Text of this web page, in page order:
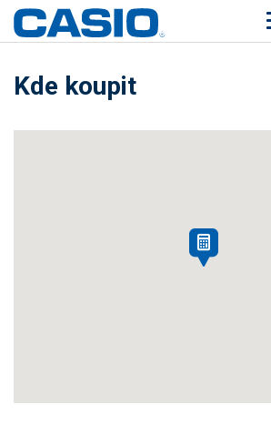
Kde koupit